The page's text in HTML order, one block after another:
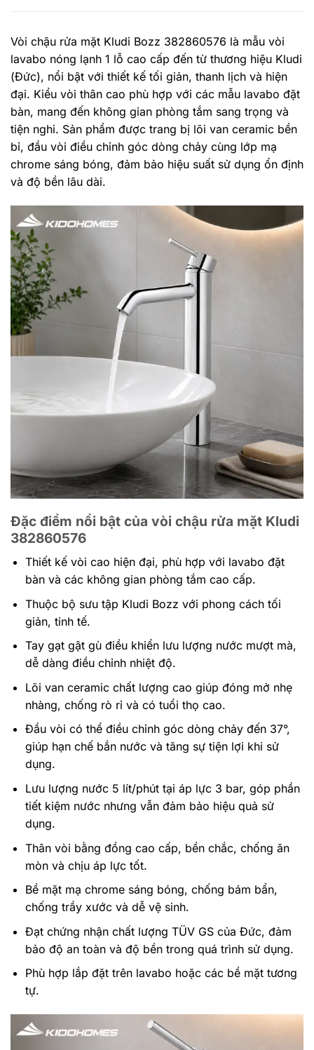
Vòi chậu rửa mặt Kludi Bozz 382860576 là mẫu vòi
lavabo nóng lạnh 1 lỗ cao cấp đến từ thương hiệu Kludi
(Đức), nổi bật với thiết kế tối giản, thanh lịch và hiện
đại. Kiểu vòi thân cao phù hợp với các mẫu lavabo đặt
bàn, mang đến không gian phòng tắm sang trọng và
tiện nghi. Sản phẩm được trang bị lõi van ceramic bền
bỉ, đầu vòi điều chỉnh góc dòng chảy cùng lớp mạ
chrome sáng bóng, đảm bảo hiệu suất sử dụng ổn định
và độ bền lâu dài.
Đặc điểm nổi bật của vòi chậu rửa mặt Kludi
382860576
Thiết kế vòi cao hiện đại, phù hợp với lavabo đặt
bàn và các không gian phòng tắm cao cấp.
Thuộc bộ sưu tập Kludi Bozz với phong cách tối
giản, tinh tế.
Tay gạt gật gù điều khiển lưu lượng nước mượt mà,
dễ dàng điều chỉnh nhiệt độ.
Lõi van ceramic chất lượng cao giúp đóng mở nhẹ
nhàng, chống rò rỉ và có tuổi thọ cao.
Đầu vòi có thể điều chỉnh góc dòng chảy đến 37°,
giúp hạn chế bắn nước và tăng sự tiện lợi khi sử
dụng.
Lưu lượng nước 5 lít/phút tại áp lực 3 bar, góp phần
tiết kiệm nước nhưng vẫn đảm bảo hiệu quả sử
dụng.
Thân vòi bằng đồng cao cấp, bền chắc, chống ăn
mòn và chịu áp lực tốt.
Bề mặt mạ chrome sáng bóng, chống bám bẩn,
chống trầy xước và dễ vệ sinh.
Đạt chứng nhận chất lượng TÜV GS của Đức, đảm
bảo độ an toàn và độ bền trong quá trình sử dụng.
Phù hợp lắp đặt trên lavabo hoặc các bề mặt tương
tự.